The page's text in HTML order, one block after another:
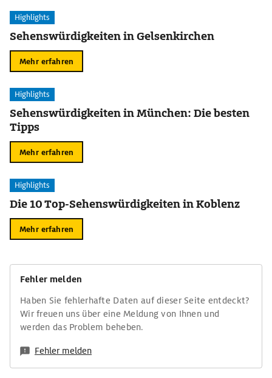
Highlights
Sehenswürdigkeiten in Gelsenkirchen
Mehr erfahren
Highlights
Sehenswürdigkeiten in München: Die besten
Tipps
Mehr erfahren
Highlights
Die 10 Top-Sehenswürdigkeiten in Koblenz
Mehr erfahren
Fehler melden
Haben Sie fehlerhafte Daten auf dieser Seite entdeckt?
Wir freuen uns über eine Meldung von Ihnen und
werden das Problem beheben.
Fehler melden